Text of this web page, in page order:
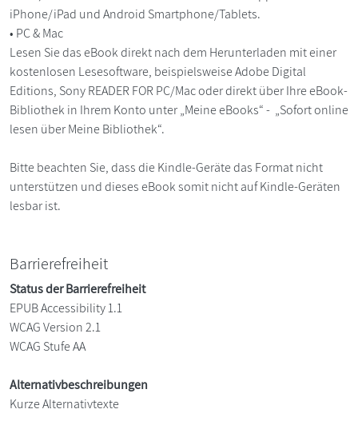
iPhone/iPad und Android Smartphone/Tablets.
• PC & Mac
Lesen Sie das eBook direkt nach dem Herunterladen mit einer
kostenlosen Lesesoftware, beispielsweise Adobe Digital
Editions, Sony READER FOR PC/Mac oder direkt über Ihre eBook-
Bibliothek in Ihrem Konto unter „Meine eBooks“ - „Sofort online
lesen über Meine Bibliothek“.
Bitte beachten Sie, dass die Kindle-Geräte das Format nicht
unterstützen und dieses eBook somit nicht auf Kindle-Geräten
lesbar ist.
Barrierefreiheit
Status der Barrierefreiheit
EPUB Accessibility 1.1
WCAG Version 2.1
WCAG Stufe AA
Alternativbeschreibungen
Kurze Alternativtexte